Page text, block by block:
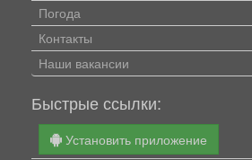
Погода
Контакты
Наши вакансии
Быстрые ссылки:
Установить приложение